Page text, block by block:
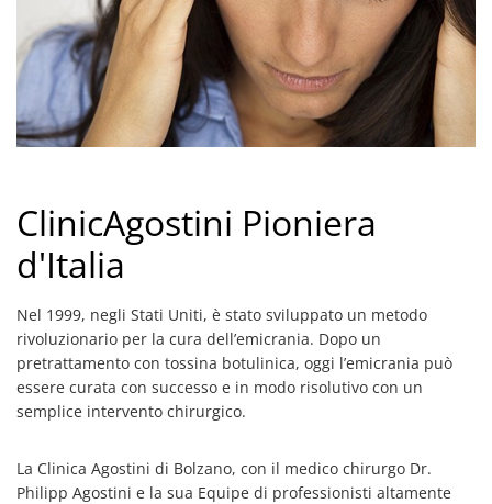
ClinicAgostini Pioniera
d'Italia
Nel 1999, negli Stati Uniti, è stato sviluppato un metodo
rivoluzionario per la cura dell’emicrania. Dopo un
pretrattamento con tossina botulinica, oggi l’emicrania può
essere curata con successo e in modo risolutivo con un
semplice intervento chirurgico.
La Clinica Agostini di Bolzano, con il medico chirurgo Dr.
Philipp Agostini e la sua Equipe di professionisti altamente